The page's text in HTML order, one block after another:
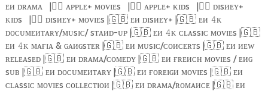
ᴇᴎ ᴅʀᴀᴍᴀ
|🏴‍☠️ ᴀᴘᴘʟᴇ+ ᴍᴏᴠɪᴇs |🏴‍☠️ ᴀᴘᴘʟᴇ+ ᴋɪᴅs |🏴‍☠️ ᴅɪsᴎᴇʏ+
ᴋɪᴅs
|🏴‍☠️ ᴅɪsᴎᴇʏ+ ᴍᴏᴠɪᴇs |🇬🇧ᴇᴎ ᴅɪsᴎᴇʏ+ |🇬🇧ᴇᴎ 𝟺ᴋ
ᴅᴏᴄᴜᴍᴇᴎᴛᴀʀʏ/ᴍᴜsɪᴄ/ sᴛᴀᴎᴅ-ᴜᴘ |🇬🇧ᴇᴎ 𝟺ᴋ ᴄʟᴀssɪᴄ ᴍᴏᴠɪᴇs |🇬🇧
ᴇᴎ 𝟺ᴋ ᴍᴀғɪᴀ & ɢᴀᴎɢsᴛᴇʀ |🇬🇧ᴇᴎ ᴍᴜsɪᴄ/ᴄᴏᴎᴄᴇʀᴛs |🇬🇧ᴇᴎ ᴎᴇᴡ
ʀᴇʟᴇᴀsᴇᴅ |🇬🇧ᴇᴎ ᴅʀᴀᴍᴀ/ᴄᴏᴍᴇᴅʏ |🇬🇧ᴇᴎ ғʀᴇᴎᴄʜ ᴍᴏᴠɪᴇs / ᴇᴎɢ
sᴜʙ |🇬🇧ᴇᴎ ᴅᴏᴄᴜᴍᴇᴎᴛᴀʀʏ |🇬🇧ᴇᴎ ғᴏʀᴇɪɢᴎ ᴍᴏᴠɪᴇs |🇬🇧ᴇᴎ
ᴄʟᴀssɪᴄ ᴍᴏᴠɪᴇs ᴄᴏʟʟᴇᴄᴛɪᴏᴎ |🇬🇧ᴇᴎ ᴅʀᴀᴍᴀ/ʀᴏᴍᴀᴎᴄᴇ |🇬🇧ᴇᴎ